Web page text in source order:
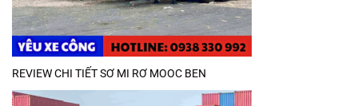
REVIEW CHI TIẾT SƠ MI RƠ MOOC BEN